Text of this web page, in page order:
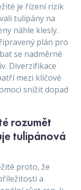
je řízení rizik
tulipány na
náhle klesly.
plán pro
se nadměrné
Diverzifikace
mezi klíčové
snížit dopad
rozumět
tulipánová
proto, že
a